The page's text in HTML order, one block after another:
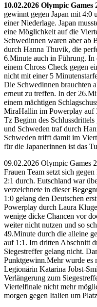
10.02.2026 Olympic Games
gewinnt gegen Japan mit 4:0
einer Niederlage. Japan
eine Möglichkeit auf die
Schwedinnen waren aber ab
durch Hanna Thuvik, die
6.Minute auch in Führung. In
einem Chross Check gegen
nicht mit einer 5
Die Schwedinnen brauchten
erneut zu treffen. In der
einem mächtigen
MiraHallin im Powerplay auf
Tz Beginn des Schlussdrittels
und Schweden traf durch
Schweden trifft damit im
für die Japanerinnen ist das
09.02.2026 Olympic Games
Frauen Team setzt sich
2:1 durch. Eutschland war
verzeichnete in dieser
1:0 gelang den Deutschen
Powerplay durch Laura
wenige dicke Chancen vor
weiter nicht nutzen und so
49.Minute durch die alleine
auf 1:1. Im dritten Abschnitt
Siegestreffer gelang nicht.
Punktgewinn.Mehr wurde es
Legionärin Katarina Jobst-
Verlängerung zum
Viertelfinale nicht mehr
morgen gegen Italien um